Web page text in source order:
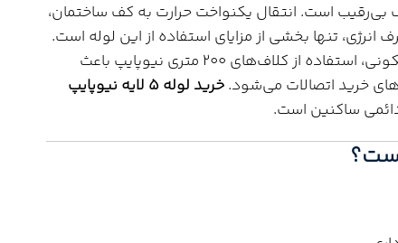
از کف بی‌رقیب است. انتقال یکنواخت حرارت به کف ساختمان،
تنها بخشی از مزایای استفاده از این لوله است.
همچنین برای لوله‌کشی آب سرد و گرم واحدهای مسکونی، استفاده از کلاف‌های ۲۰۰ متری نیوپایپ باعث
خرید اتصالات می‌شود.خرید لوله ۵ لایه نیوپایپ
ساکنین است.